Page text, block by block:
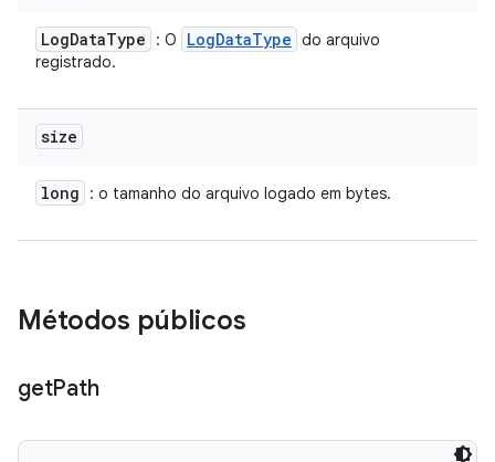
LogDataType : O LogDataType do arquivo
registrado.
size
long : o tamanho do arquivo logado em bytes.
Métodos públicos
getPath